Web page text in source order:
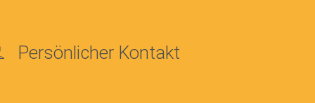
Persönlicher Kontakt